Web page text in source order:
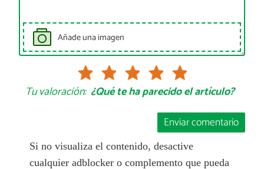
Añade una imagen
Tu valoración: ¿Qué te ha parecido el artículo?
Enviar comentario
Si no visualiza el contenido, desactive
cualquier adblocker o complemento que pueda